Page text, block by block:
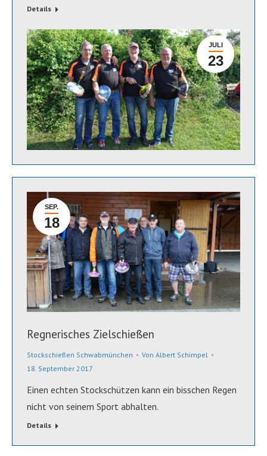
Details
JULI
23
SEP.
18
Regnerisches Zielschießen
Stockschießen Schwabmünchen Von Albert Schimpel
18. September 2017
Einen echten Stockschützen kann ein bisschen Regen
nicht von seinem Sport abhalten.
Details